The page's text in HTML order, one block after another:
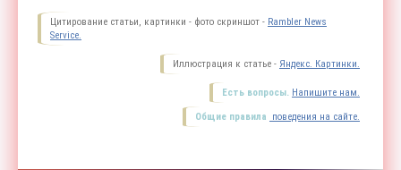
Цитирование статьи, картинки - фото скриншот - Rambler News
Service.
Иллюстрация к статье - Яндекс. Картинки.
Есть вопросы. Напишите нам.
Общие правила поведения на сайте.